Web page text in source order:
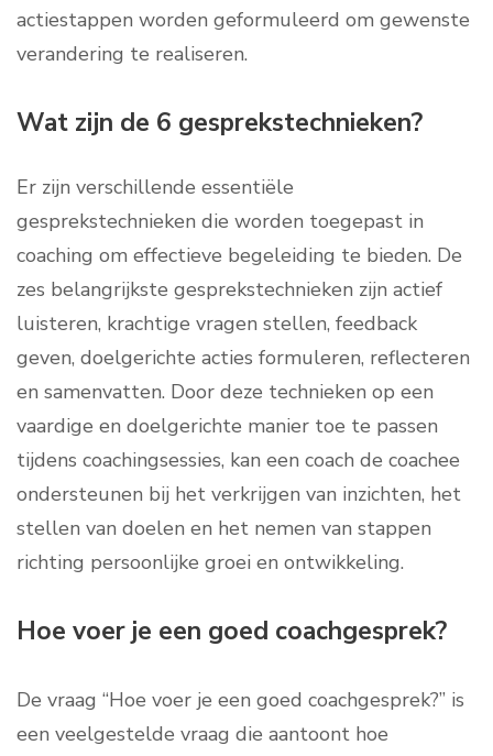
actiestappen worden geformuleerd om gewenste
verandering te realiseren.
Wat zijn de 6 gesprekstechnieken?
Er zijn verschillende essentiële
gesprekstechnieken die worden toegepast in
coaching om effectieve begeleiding te bieden. De
zes belangrijkste gesprekstechnieken zijn actief
luisteren, krachtige vragen stellen, feedback
geven, doelgerichte acties formuleren, reflecteren
en samenvatten. Door deze technieken op een
vaardige en doelgerichte manier toe te passen
tijdens coachingsessies, kan een coach de coachee
ondersteunen bij het verkrijgen van inzichten, het
stellen van doelen en het nemen van stappen
richting persoonlijke groei en ontwikkeling.
Hoe voer je een goed coachgesprek?
De vraag “Hoe voer je een goed coachgesprek?” is
een veelgestelde vraag die aantoont hoe